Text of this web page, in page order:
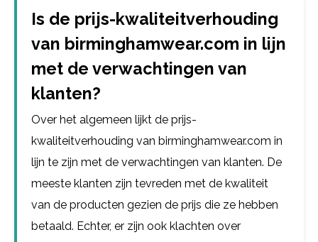
Is de prijs-kwaliteitverhouding
van birminghamwear.com in lijn
met de verwachtingen van
klanten?
Over het algemeen lijkt de prijs-
kwaliteitverhouding van birminghamwear.com in
lijn te zijn met de verwachtingen van klanten. De
meeste klanten zijn tevreden met de kwaliteit
van de producten gezien de prijs die ze hebben
betaald. Echter, er zijn ook klachten over